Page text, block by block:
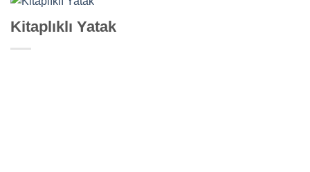
Kitaplıklı Yatak